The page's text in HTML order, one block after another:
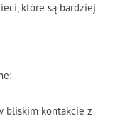
które są bardziej
bliskim kontakcie z